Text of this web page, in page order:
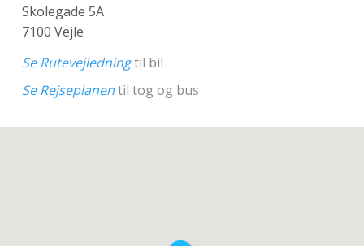
Skolegade 5A
7100 Vejle
Se Rutevejledningtil bil
Se Rejseplanentil tog og bus